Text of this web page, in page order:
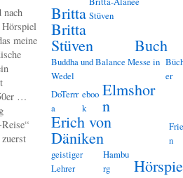
nach
Hörspiel
meine
…
Britta Stüven
Britta
Stüven Buch
Buddha und Balance Messe in
Wedel
er
DoTerrr
a
eboo
k
Elmshor
n
Erich von
Däniken
n
geistiger
Lehrer
Hambu
rg